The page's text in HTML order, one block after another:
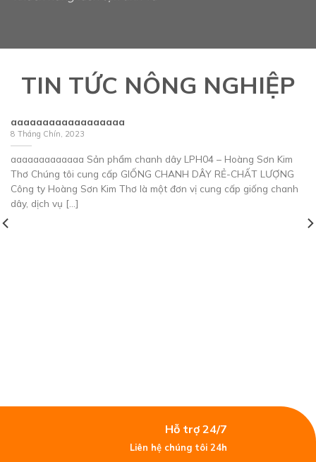
TIN TỨC NÔNG NGHIỆP
aaaaaaaaaaaaaaaaaa
8 Tháng Chín, 2023
aaaaaaaaaaaaa Sản phẩm chanh dây LPH04 – Hoàng Sơn Kim
Thơ Chúng tôi cung cấp GIỐNG CHANH DÂY RẺ-CHẤT LƯỢNG
Công ty Hoàng Sơn Kim Thơ là một đơn vị cung cấp giống chanh
dây, dịch vụ [...]
Hỗ trợ 24/7
Liên hệ chúng tôi 24h